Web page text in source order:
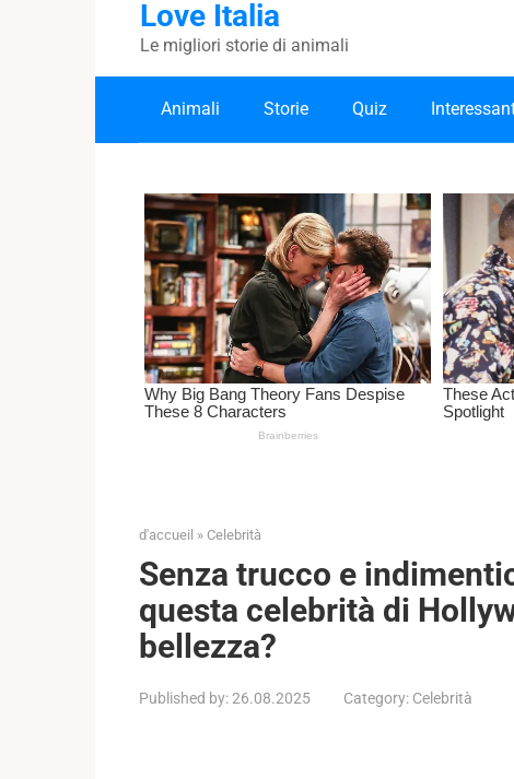
Love Italia
Le migliori storie di animali
Animali Storie Quiz
d'accueil » Celebrità
Senza trucco e
questa celebrità di
bellezza?
Published by:26.08.2025 Category: Celebrità